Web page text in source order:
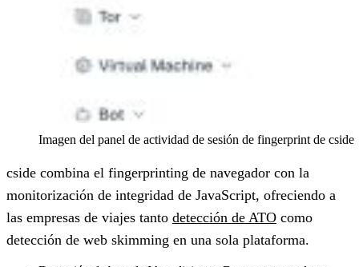
Imagen del panel de actividad de sesión de fingerprint de cside
cside combina el fingerprinting de navegador con la
monitorización de integridad de JavaScript, ofreciendo a
las empresas de viajes tanto detección de ATO como
detección de web skimming en una sola plataforma.